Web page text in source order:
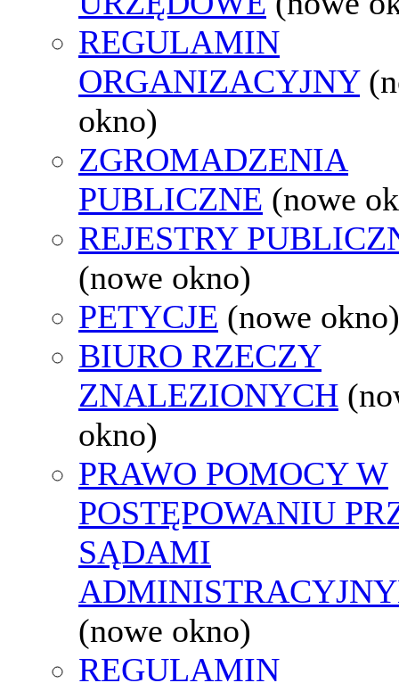
REGULAMIN
ORGANIZACYJNY
okno)
ZGROMADZENIA
PUBLICZNE (nowe
REJESTRY
(nowe okno)
PETYCJE (nowe okno)
BIURO RZECZY
ZNALEZIONYCH
okno)
PRAWO POMOCY W
POSTĘPOWANIU
SĄDAMI
(nowe okno)
REGULAMIN